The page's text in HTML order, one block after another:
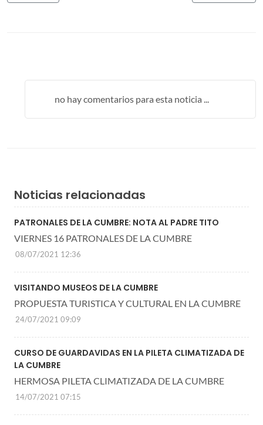
no hay comentarios para esta noticia ...
Noticias relacionadas
PATRONALES DE LA CUMBRE: NOTA AL PADRE TITO
VIERNES 16 PATRONALES DE LA CUMBRE
08/07/2021 12:36
VISITANDO MUSEOS DE LA CUMBRE
PROPUESTA TURISTICA Y CULTURAL EN LA CUMBRE
24/07/2021 09:09
CURSO DE GUARDAVIDAS EN LA PILETA CLIMATIZADA DE
LA CUMBRE
HERMOSA PILETA CLIMATIZADA DE LA CUMBRE
14/07/2021 07:15